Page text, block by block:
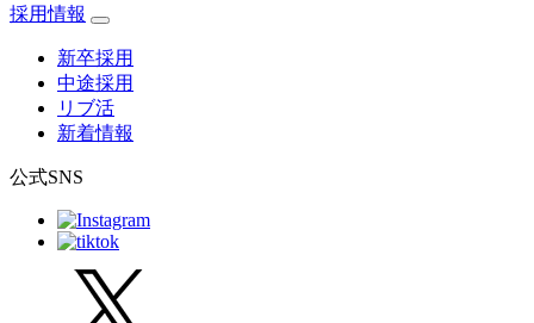
採用情報
新卒採用
中途採用
リブ活
新着情報
公式SNS